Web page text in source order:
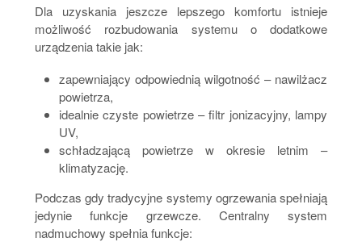
Dla uzyskania jeszcze lepszego komfortu istnieje
możliwość rozbudowania systemu o dodatkowe
urządzenia takie jak:
zapewniający odpowiednią wilgotność – nawilżacz
powietrza,
idealnie czyste powietrze – filtr jonizacyjny, lampy
UV,
schładzającą powietrze w okresie letnim –
klimatyzację.
Podczas gdy tradycyjne systemy ogrzewania spełniają
jedynie funkcje grzewcze. Centralny system
nadmuchowy spełnia funkcje: